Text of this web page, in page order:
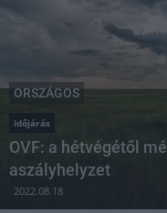
ORSZÁGOS
időjárás
OVF: a hétvégétől
aszályhelyzet
2022.08.18